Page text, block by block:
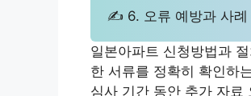
✍ 6. 오류 예방과 사례
일본아파트 신청방법과
한 서류를 정확히 확인하
심사 기간 동안 추가 자료